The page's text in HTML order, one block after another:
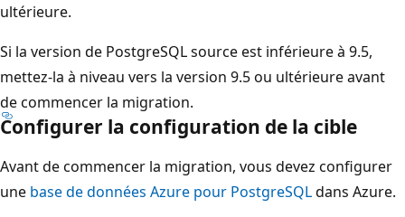
ultérieure.
Si la version de PostgreSQL source est inférieure à 9.5,
mettez-la à niveau vers la version 9.5 ou ultérieure avant
de commencer la migration.
Configurer la configuration de la cible
Avant de commencer la migration, vous devez configurer
une base de données Azure pour PostgreSQLdans Azure.